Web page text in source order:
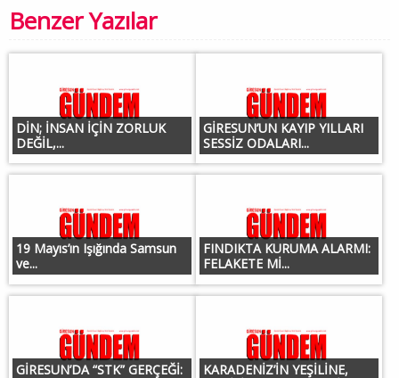
Benzer Yazılar
DİN; İNSAN İÇİN ZORLUK
DEĞİL,...
GİRESUN’UN KAYIP YILLARI
SESSİZ ODALARI...
19 Mayıs’ın Işığında Samsun
ve...
FINDIKTA KURUMA ALARMI:
FELAKETE Mİ...
GİRESUN’DA “STK” GERÇEĞİ:
KARADENİZ’İN YEŞİLİNE,